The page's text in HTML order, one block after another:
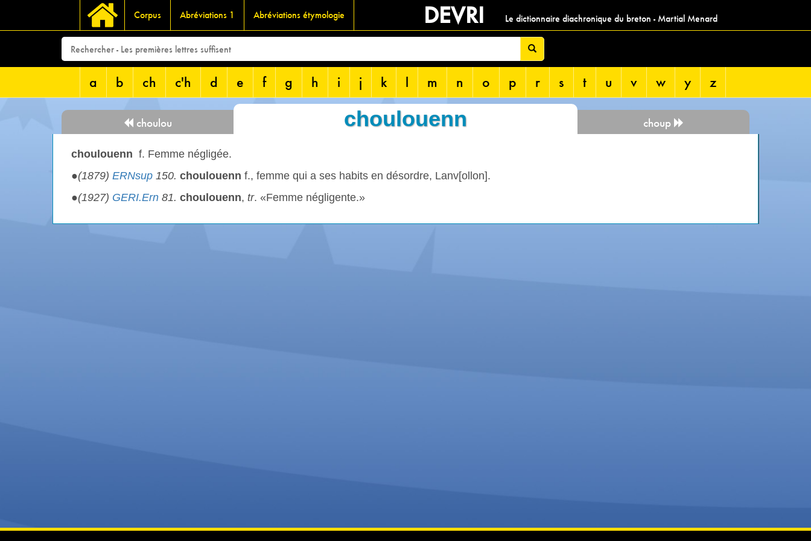
Corpus Abréviations 1 Abréviations étymologie DEVRI Le dictionnaire diachronique du breton - Martial Menard
a b ch c'h d e f g h i j k l m n o p r s t u v w y z
choulou choulouenn choup
choulouenn f. Femme négligée.
●(1879) ERNsup 150. choulouenn f., femme qui a ses habits en désordre, Lanv[ollon].
●(1927) GERI.Ern 81. choulouenn, tr. «Femme négligente.»